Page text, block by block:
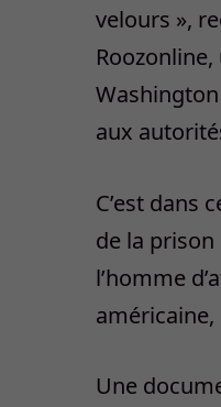
velours »,
aux
C’est dans
de la prison
l’homme
américaine,
Une